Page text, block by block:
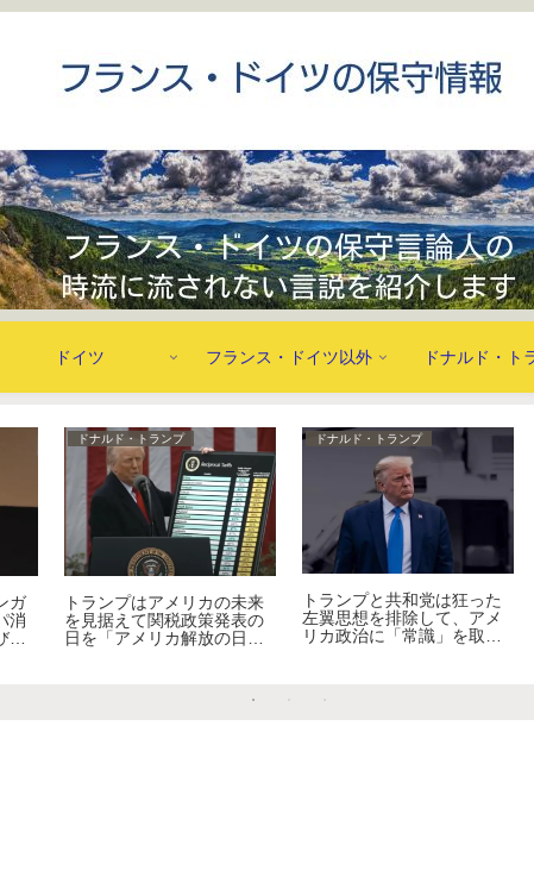
ドイツ フランス・ドイツ以外 ドナルド・ト
ガ
消
ヨ
ドナルド・トランプ
トランプはアメリカの未来
を見据えて関税政策発表の
日を「アメリカ解放の日」
ドナルド・トランプ
トランプと共和党は狂った
左翼思想を排除して、アメ
リカ政治に「常識」を取り